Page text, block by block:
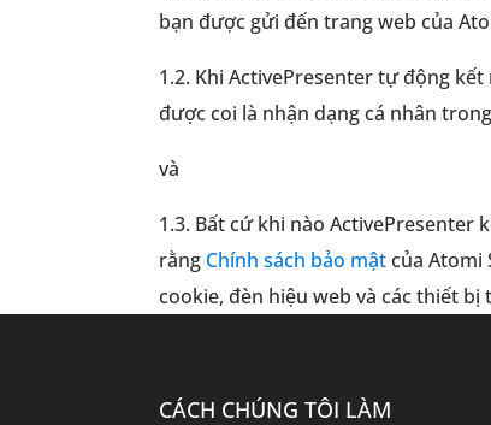
bạn được gửi đến trang web của
1.2. Khi ActivePresenter tự động
được coi là nhận dạng cá nhân
và
1.3. Bất cứ khi nào ActivePresenter
rằng Chính sách bảo mậtcủa Atomi
cookie, đèn hiệu web và các thiết bị
CÁCH CHÚNG TÔI LÀM